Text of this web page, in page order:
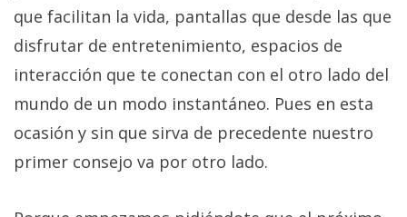
que facilitan la vida, pantallas que desde las que
disfrutar de entretenimiento, espacios de
interacción que te conectan con el otro lado del
mundo de un modo instantáneo. Pues en esta
ocasión y sin que sirva de precedente nuestro
primer consejo va por otro lado.